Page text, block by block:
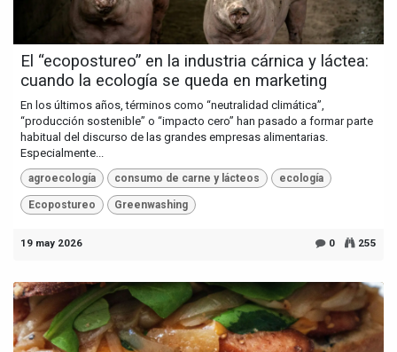
El “ecopostureo” en la industria cárnica y láctea:
cuando la ecología se queda en marketing
En los últimos años, términos como “neutralidad climática”,
“producción sostenible” o “impacto cero” han pasado a formar parte
habitual del discurso de las grandes empresas alimentarias.
Especialmente...
agroecología consumo de carne y lácteos ecología
Ecopostureo Greenwashing
19 may 2026 0 255